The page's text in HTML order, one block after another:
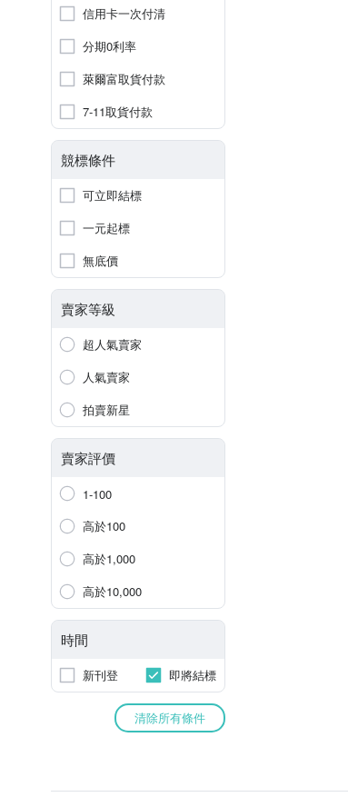
信用卡一次付清
分期0利率
萊爾富取貨付款
7-11取貨付款
競標條件
可立即結標
一元起標
無底價
賣家等級
超人氣賣家
人氣賣家
拍賣新星
賣家評價
1-100
高於100
高於1,000
高於10,000
時間
新刊登 即將結標
清除所有條件